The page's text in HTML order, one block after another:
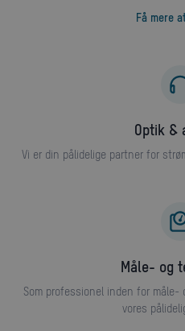
Få mere
Optik
Vi er din pålidelige partner for
Måle- og
Som professionel inden for
vores